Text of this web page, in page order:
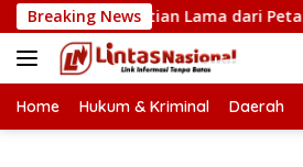
Langsung
ke
konten
Breaking News
Penantian Lama dari Petani
Home Hukum & Kriminal Daerah